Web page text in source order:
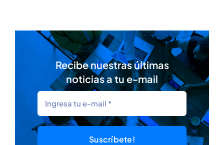
Recibe nuestras últimas
noticias a tu e-mail
Suscríbete!